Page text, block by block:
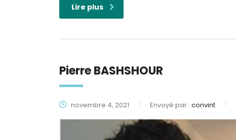
Lire plus
Pierre BASHSHOUR
novembre 4, 2021 Envoyé par : convint